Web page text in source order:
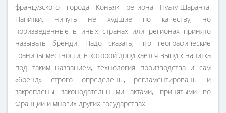
французского города Коньяк региона Пуату-Шаранта.
Напитки, ничуть не худшие по качеству, но
произведенные в иных странах или регионах принято
называть бренди. Надо сказать, что географические
границы местности, в которой допускается выпуск напитка
под таким названием, технология производства и сам
«бренд» строго определены, регламентированы и
закреплены законодательными актами, принятыми во
Франции и многих других государствах.